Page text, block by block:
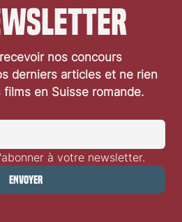
nos concours
derniers articles et ne rien
en Suisse romande.
à votre newsletter.
Envoyer